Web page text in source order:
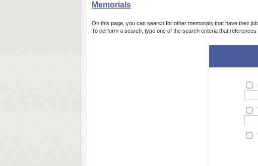
Memorials
On this page, you can search for other memorials that have their
To perform a search, type one of the search criteria that references